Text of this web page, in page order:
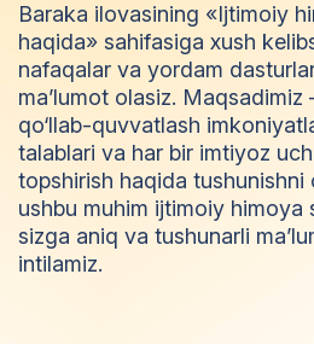
Baraka ilovasining «Ijtimoiy
haqida» sahifasiga xush
nafaqalar va yordam
ma’lumot olasiz.
qo‘llab-quvvatlash
talablari va har bir imtiyoz
topshirish haqida tushunishni
ushbu muhim ijtimoiy himoya
sizga aniq va tushunarli
intilamiz.